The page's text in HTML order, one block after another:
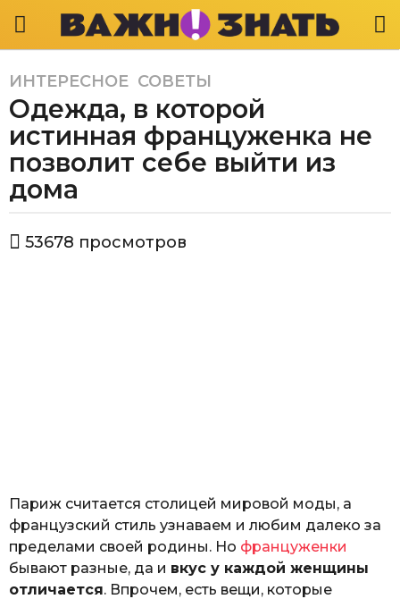
5
л
т
a
g
4
г
ИНТЕРЕСНОЕ ,СОВЕТЫ
Одежда, в которой
истинная француженка не
позволит себе выйти из
дома
в
53678 просмотров
Париж считается столицей мировой моды, а
французский стиль узнаваем и любим далеко за
пределами своей родины. Но француженки
бывают разные, да и вкус у каждой женщины
отличается. Впрочем, есть вещи, которые